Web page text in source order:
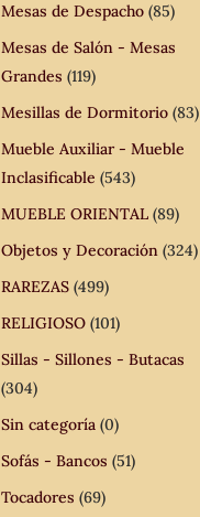
Mesas de Despacho (85)
Mesas de Salón - Mesas
Grandes (119)
Mesillas de Dormitorio (83)
Mueble Auxiliar - Mueble
Inclasificable (543)
MUEBLE ORIENTAL (89)
Objetos y Decoración (324)
RAREZAS (499)
RELIGIOSO (101)
Sillas - Sillones - Butacas
(304)
Sin categoría (0)
Sofás - Bancos (51)
Tocadores (69)